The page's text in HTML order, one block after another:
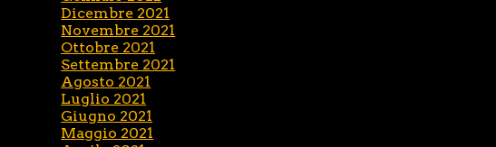
Dicembre 2021
Novembre 2021
Ottobre 2021
Settembre 2021
Agosto 2021
Luglio 2021
Giugno 2021
Maggio 2021